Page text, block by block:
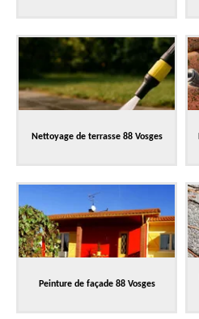
Nettoyage de terrasse 88 Vosges
Peinture de façade 88 Vosges